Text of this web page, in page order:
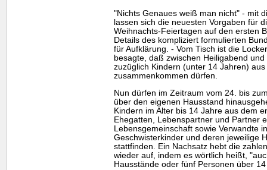
"Nichts Genaues weiß man nicht" - mit
lassen sich die neuesten Vorgaben für
Weihnachts-Feiertagen auf den ersten
Details des kompliziert formulierten
für Aufklärung. - Vom Tisch ist die
besagte, daß zwischen Heiligabend
zuzüglich Kindern (unter 14 Jahren)
zusammenkommen dürfen.
Nun dürfen im Zeitraum vom 24. bis
über den eigenen Hausstand
Kindern im Alter bis 14 Jahre aus dem
Ehegatten, Lebenspartner und Partner
Lebensgemeinschaft sowie Verwandte
Geschwisterkinder und deren jeweilige
stattfinden. Ein Nachsatz hebt die
wieder auf, indem es wörtlich heißt,
Hausstände oder fünf Personen über